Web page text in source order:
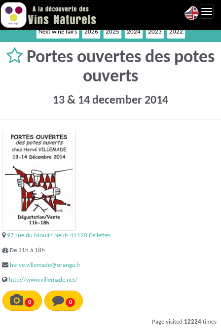
Next wine fairs 2026 2025 2024 2023 2022
Portes ouvertes des potes
ouverts
13 & 14 december 2014
97 rue du Moulin Neuf- 41120 Cellettes
De 11h à 18h
herve.villemade@orange.fr
http://www.villemade.net/
0 0
Page visited 12224 times